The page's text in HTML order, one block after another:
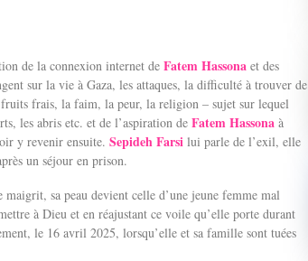
de la connexion internet de Fatem Hassona et des
sur la vie à Gaza, les attaques, la difficulté à trouver de
frais, la faim, la peur, la religion – sujet sur lequel
les abris etc. et de l’aspiration de Fatem Hassona à
y revenir ensuite. Sepideh Farsi lui parle de l’exil, elle
un séjour en prison.
sa peau devient celle d’une jeune femme mal
à Dieu et en réajustant ce voile qu’elle porte durant
le 16 avril 2025, lorsqu’elle et sa famille sont tuées